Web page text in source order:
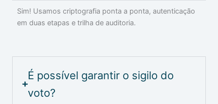
Sim! Usamos criptografia ponta a ponta, autenticação
em duas etapas e trilha de auditoria.
É possível garantir o sigilo do
voto?